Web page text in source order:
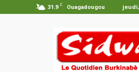
31.9 C Ouagadougou
Les